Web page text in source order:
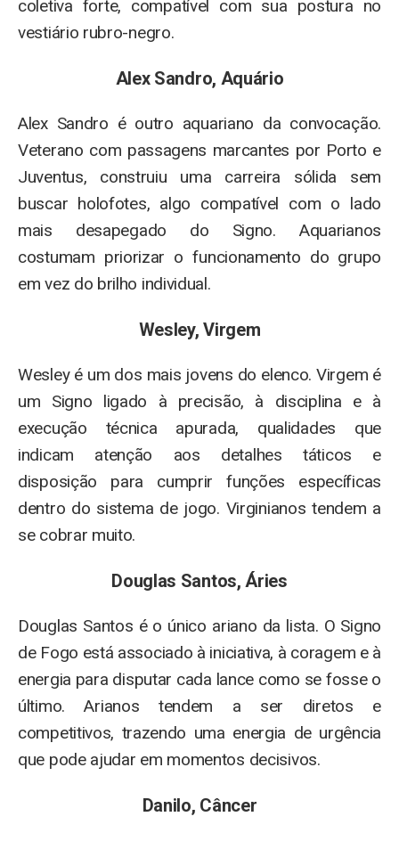
coletiva forte, compatível com sua postura no
vestiário rubro-negro.
Alex Sandro, Aquário
Alex Sandro é outro aquariano da convocação.
Veterano com passagens marcantes por Porto e
Juventus, construiu uma carreira sólida sem
buscar holofotes, algo compatível com o lado
mais desapegado do Signo. Aquarianos
costumam priorizar o funcionamento do grupo
em vez do brilho individual.
Wesley, Virgem
Wesley é um dos mais jovens do elenco. Virgem é
um Signo ligado à precisão, à disciplina e à
execução técnica apurada, qualidades que
indicam atenção aos detalhes táticos e
disposição para cumprir funções específicas
dentro do sistema de jogo. Virginianos tendem a
se cobrar muito.
Douglas Santos, Áries
Douglas Santos é o único ariano da lista. O Signo
de Fogo está associado à iniciativa, à coragem e à
energia para disputar cada lance como se fosse o
último. Arianos tendem a ser diretos e
competitivos, trazendo uma energia de urgência
que pode ajudar em momentos decisivos.
Danilo, Câncer